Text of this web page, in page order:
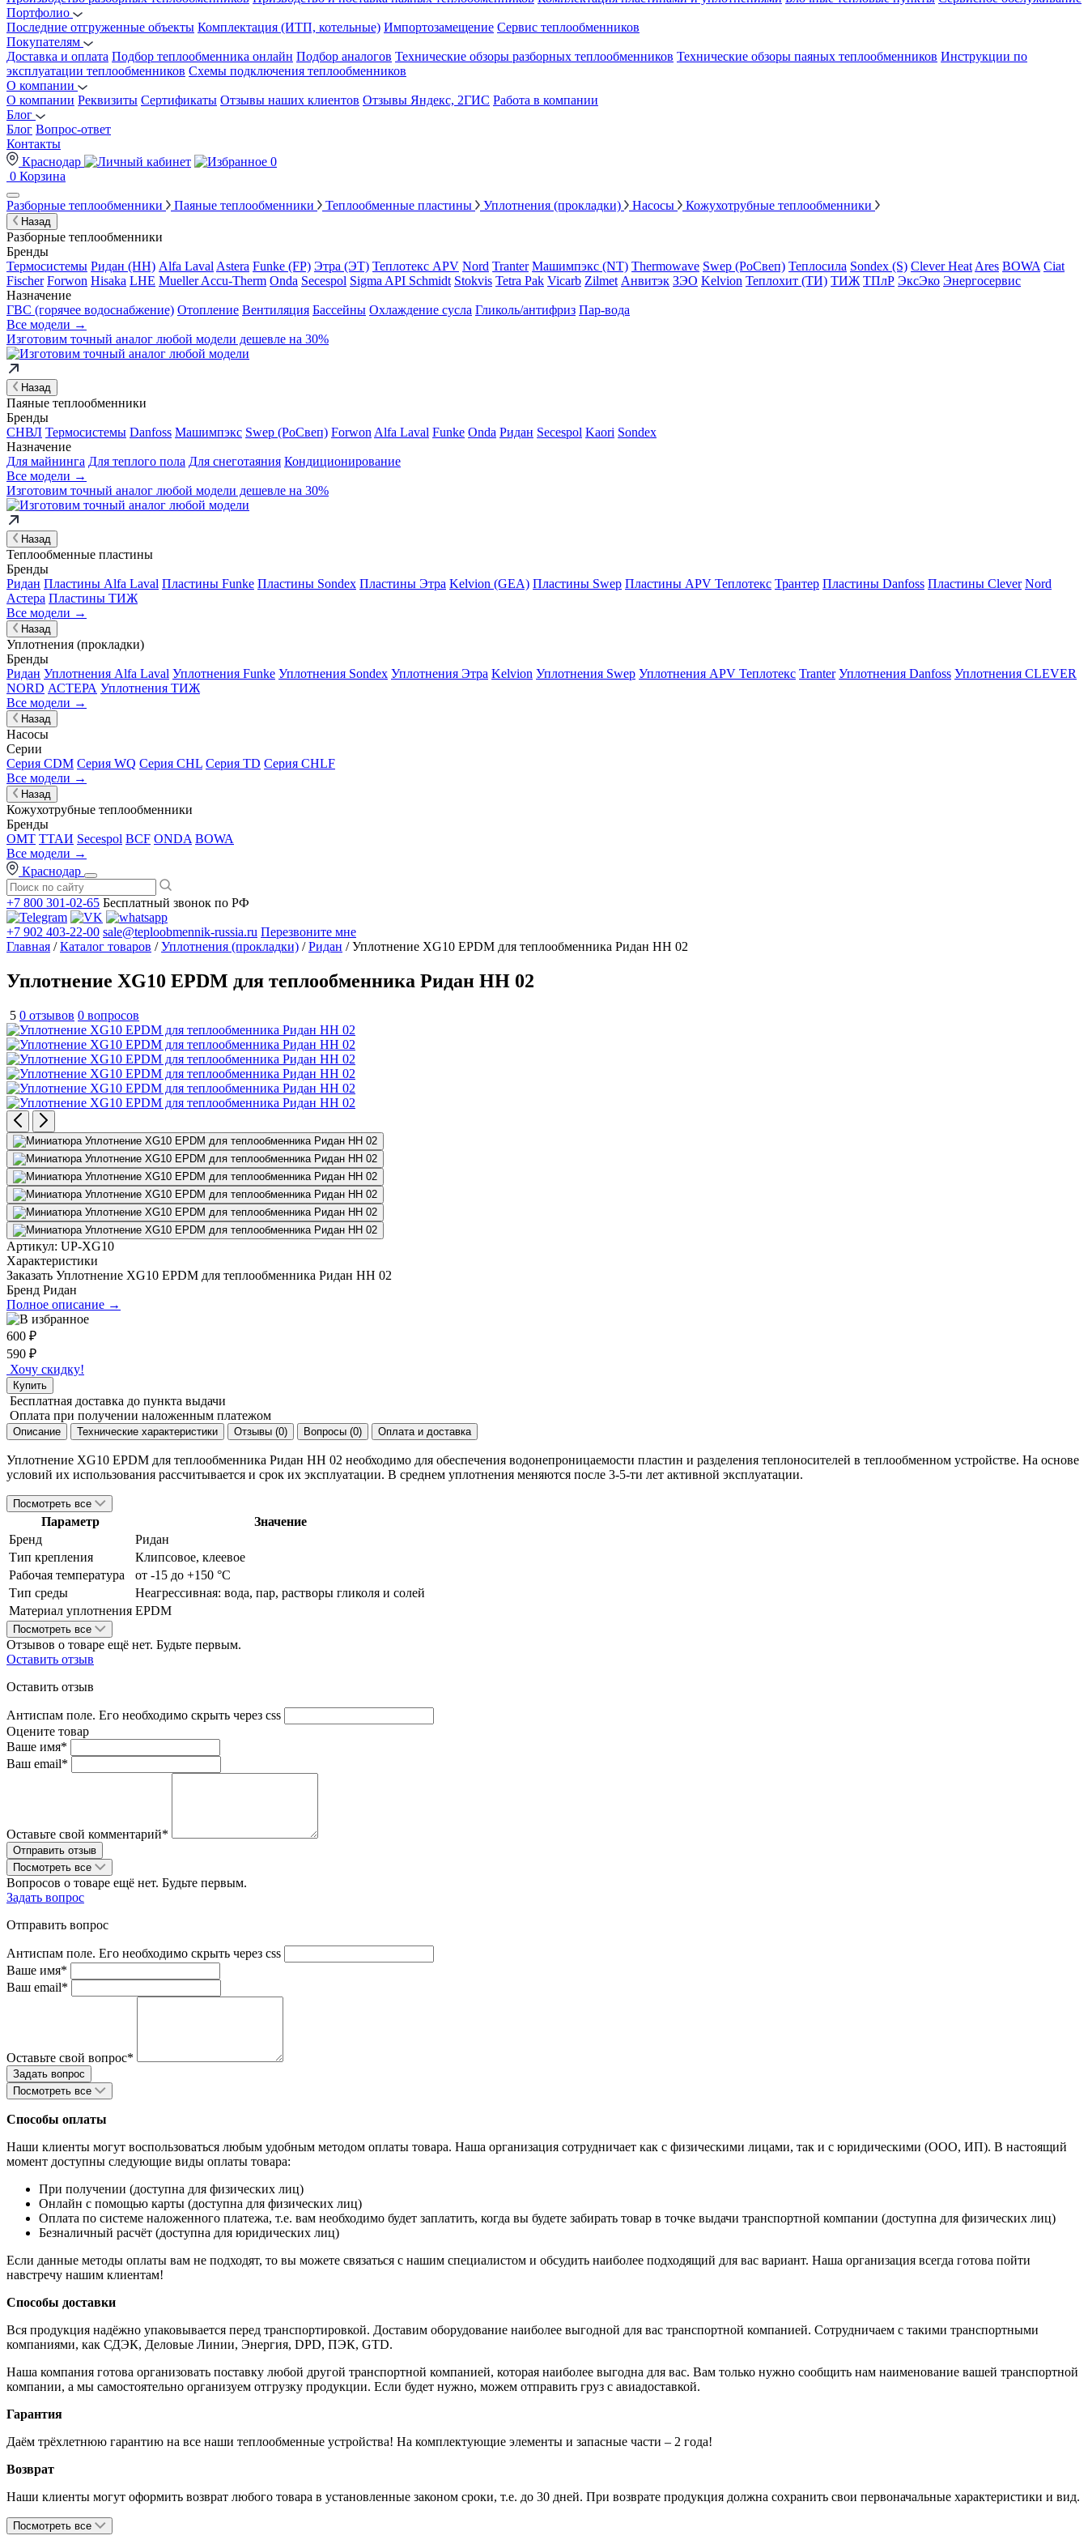
Портфолио
Последние отгруженные объекты Комплектация (ИТП, котельные) Импортозамещение Сервис теплообменников
Покупателям
Доставка и оплата Подбор теплообменника онлайн Подбор аналогов Технические обзоры разборных теплообменников Технические обзоры паяных теплообменников Инструкции по
эксплуатации теплообменников Схемы подключения теплообменников
О компании
О компании Реквизиты Сертификаты Отзывы наших клиентов Отзывы Яндекс, 2ГИС Работа в компании
Блог
Блог Вопрос-ответ
Контакты
Краснодар
0
0 Корзина
Разборные теплообменники Паяные теплообменники Теплообменные пластины Уплотнения (прокладки) Насосы Кожухотрубные теплообменники
Назад
Разборные теплообменники
Бренды
Термосистемы Ридан (НН) Alfa Laval Astera Funke (FP) Этра (ЭТ) Теплотекс APV Nord Tranter Машимпэкс (NT) Thermowave Swep (РоСвеп) Теплосила Sondex (S) Clever Heat Ares BOWA Ciat
Fischer Forwon Hisaka LHE Mueller Accu-Therm Onda Secespol Sigma API Schmidt Stokvis Tetra Pak Vicarb Zilmet Анвитэк ЗЭО Kelvion Теплохит (ТИ) ТИЖ ТПлР ЭксЭко Энергосервис
Назначение
ГВС (горячее водоснабжение) Отопление Вентиляция Бассейны Охлаждение сусла Гликоль/антифриз Пар-вода
Все модели →
Изготовим точный аналог любой модели дешевле на 30%
Назад
Паяные теплообменники
Бренды
СНВЛ Термосистемы Danfoss Машимпэкс Swep (РоСвеп) Forwon Alfa Laval Funke Onda Ридан Secespol Kaori Sondex
Назначение
Для майнинга Для теплого пола Для снеготаяния Кондиционирование
Все модели →
Изготовим точный аналог любой модели дешевле на 30%
Назад
Теплообменные пластины
Бренды
Ридан Пластины Alfa Laval Пластины Funke Пластины Sondex Пластины Этра Kelvion (GEA) Пластины Swep Пластины APV Теплотекс Трантер Пластины Danfoss Пластины Clever Nord
Астера Пластины ТИЖ
Все модели →
Назад
Уплотнения (прокладки)
Бренды
Ридан Уплотнения Alfa Laval Уплотнения Funke Уплотнения Sondex Уплотнения Этра Kelvion Уплотнения Swep Уплотнения APV Теплотекс Tranter Уплотнения Danfoss Уплотнения CLEVER
NORD АСТЕРА Уплотнения ТИЖ
Все модели →
Назад
Насосы
Серии
Серия CDM Серия WQ Серия CHL Серия TD Серия CHLF
Все модели →
Назад
Кожухотрубные теплообменники
Бренды
OMT ТТАИ Secespol BCF ONDA BOWA
Все модели →
Краснодар
+7 800 301-02-65 Бесплатный звонок по РФ
+7 902 403-22-00 sale@teploobmennik-russia.ru Перезвоните мне
Главная /Каталог товаров /Уплотнения (прокладки) /Ридан / Уплотнение XG10 EPDM для теплообменника Ридан НН 02
Уплотнение XG10 EPDM для теплообменника Ридан НН 02
5 0 отзывов 0 вопросов
Артикул: UP-XG10
Характеристики
Заказать Уплотнение XG10 EPDM для теплообменника Ридан НН 02
Бренд Ридан
Полное описание →
600 ₽
590 ₽
Хочу скидку!
Купить
Бесплатная доставка до пункта выдачи
Оплата при получении наложенным платежом
Описание Технические характеристики Отзывы (0) Вопросы (0) Оплата и доставка
Уплотнение XG10 EPDM для теплообменника Ридан НН 02 необходимо для обеспечения водонепроницаемости пластин и разделения теплоносителей в теплообменном устройстве. На основе
условий их использования рассчитывается и срок их эксплуатации. В среднем уплотнения меняются после 3-5-ти лет активной эксплуатации.
Посмотреть все
Параметр
Значение
Бренд
Ридан
Тип крепления
Клипсовое, клеевое
Рабочая температура
от -15 до +150 °С
Тип среды
Неагрессивная: вода, пар, растворы гликоля и солей
Материал уплотнения EPDM
Посмотреть все
Отзывов о товаре ещё нет. Будьте первым.
Оставить отзыв
Оставить отзыв
Антиспам поле. Его необходимо скрыть через css
Оцените товар
Ваше имя*
Ваш email*
Оставьте свой комментарий*
Посмотреть все
Вопросов о товаре ещё нет. Будьте первым.
Задать вопрос
Отправить вопрос
Антиспам поле. Его необходимо скрыть через css
Ваше имя*
Ваш email*
Оставьте свой вопрос*
Посмотреть все
Способы оплаты
Наши клиенты могут воспользоваться любым удобным методом оплаты товара. Наша организация сотрудничает как с физическими лицами, так и с юридическими (ООО, ИП). В настоящий
момент доступны следующие виды оплаты товара:
При получении (доступна для физических лиц)
Онлайн с помощью карты (доступна для физических лиц)
Оплата по системе наложенного платежа, т.е. вам необходимо будет заплатить, когда вы будете забирать товар в точке выдачи транспортной компании (доступна для физических лиц)
Безналичный расчёт (доступна для юридических лиц)
Если данные методы оплаты вам не подходят, то вы можете связаться с нашим специалистом и обсудить наиболее подходящий для вас вариант. Наша организация всегда готова пойти
навстречу нашим клиентам!
Способы доставки
Вся продукция надёжно упаковывается перед транспортировкой. Доставим оборудование наиболее выгодной для вас транспортной компанией. Сотрудничаем с такими транспортными
компаниями, как СДЭК, Деловые Линии, Энергия, DPD, ПЭК, GTD.
Наша компания готова организовать поставку любой другой транспортной компанией, которая наиболее выгодна для вас. Вам только нужно сообщить нам наименование вашей транспортной
компании, а мы самостоятельно организуем отгрузку продукции. Если будет нужно, можем отправить груз с авиадоставкой.
Гарантия
Даём трёхлетнюю гарантию на все наши теплообменные устройства! На комплектующие элементы и запасные части – 2 года!
Возврат
Наши клиенты могут оформить возврат любого товара в установленные законом сроки, т.е. до 30 дней. При возврате продукция должна сохранить свои первоначальные характеристики и вид.
Посмотреть все